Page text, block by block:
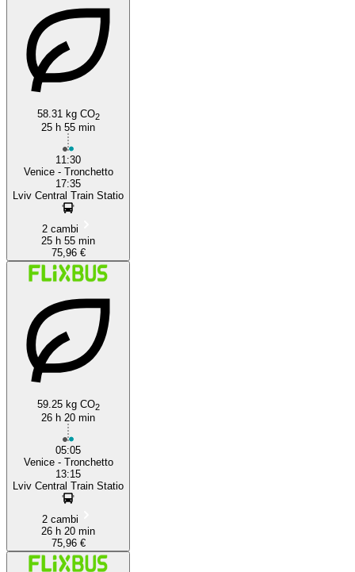
Venice
58.31 kg CO2
25 h 55 min
11:30
Venice - Tronchetto
17:35
Lviv Central Train Statio
2 cambi
25 h 55 min
75,96 €
59.25 kg CO2
26 h 20 min
05:05
Venice - Tronchetto
13:15
Lviv Central Train Statio
2 cambi
26 h 20 min
75,96 €